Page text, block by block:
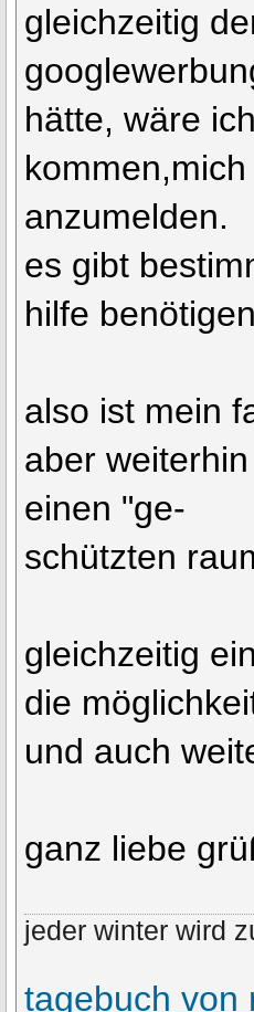
gleichzeitig
hätte, wäre
anzumelden.
es gibt
hilfe
also ist mein
aber
einen "ge-
schützten
gleichzeitig
die
und auch
ganz liebe
jeder winter wird
tagebuch von